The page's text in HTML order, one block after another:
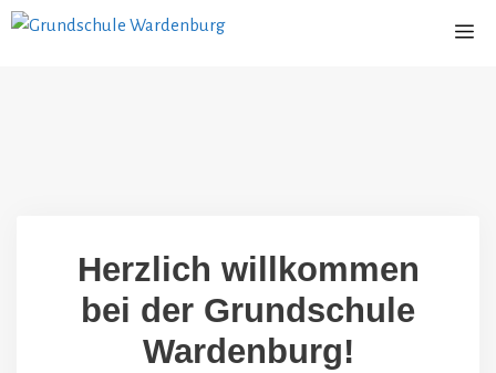
Zum
Herzlich willkommen
bei der Grundschule
Wardenburg!